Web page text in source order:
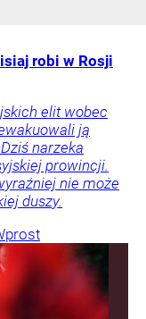
robi w Rosji
elit wobec
ją
narzeka
prowincji.
nie może
duszy.